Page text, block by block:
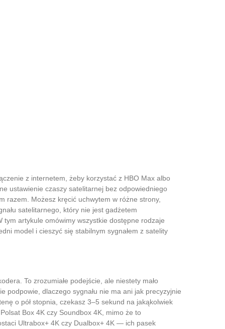
z internetem, żeby korzystać z HBO Max albo
ustawienie czaszy satelitarnej bez odpowiedniego
Możesz kręcić uchwytem w różne strony,
satelitarnego, który nie jest gadżetem
artykule omówimy wszystkie dostępne rodzaje
model i cieszyć się stabilnym sygnałem z satelity
To zrozumiałe podejście, ale niestety mało
podpowie, dlaczego sygnału nie ma ani jak precyzyjnie
o pół stopnia, czekasz 3–5 sekund na jakąkolwiek
Box 4K czy Soundbox 4K, mimo że to
Ultrabox+ 4K czy Dualbox+ 4K — ich pasek